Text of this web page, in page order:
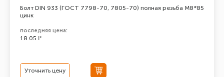
Болт DIN 933 (ГОСТ 7798-70, 7805-70) полная резьба М8*85
цинк
последняя цена:
18.05 ₽
Уточнить цену